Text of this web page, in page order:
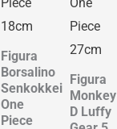
Figura
Borsalino
Senkokkei
One
Piece
Figura
Monkey
D Luffy